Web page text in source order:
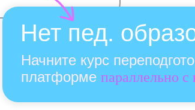
Начните курс
платформе параллельно с
Нет пед.